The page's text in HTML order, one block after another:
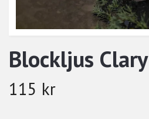
Blockljus Clary
115 kr